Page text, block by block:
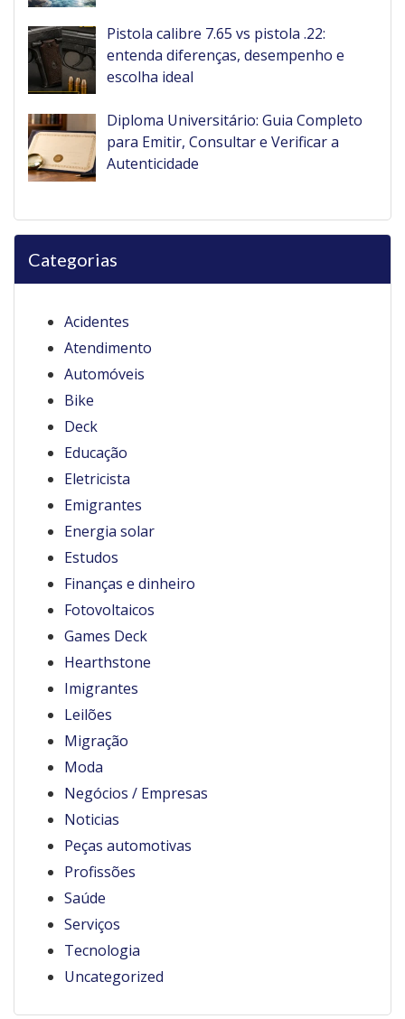
Pistola calibre 7.65 vs pistola .22:
entenda diferenças, desempenho e
escolha ideal
Diploma Universitário: Guia Completo
para Emitir, Consultar e Verificar a
Autenticidade
Categorias
Acidentes
Atendimento
Automóveis
Bike
Deck
Educação
Eletricista
Emigrantes
Energia solar
Estudos
Finanças e dinheiro
Fotovoltaicos
Games Deck
Hearthstone
Imigrantes
Leilões
Migração
Moda
Negócios / Empresas
Noticias
Peças automotivas
Profissões
Saúde
Serviços
Tecnologia
Uncategorized